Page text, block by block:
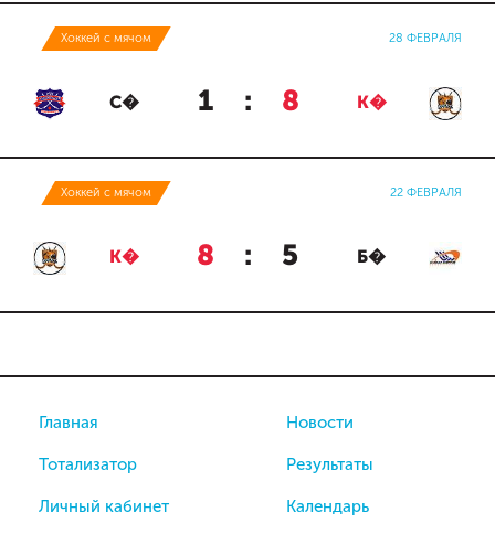
Хоккей с мячом 28 ФЕВРАЛЯ
С� 1 : 8 К�
Хоккей с мячом 22 ФЕВРАЛЯ
К� 8 : 5 Б�
Главная
Тотализатор
Личный кабинет
Новости
Результаты
Календарь